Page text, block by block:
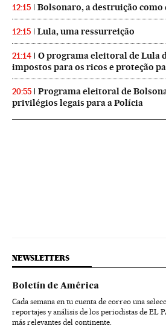
12:15 Bolsonaro, a destruição como
12:15 Lula, uma ressurreição
21:14
O programa eleitoral de Lula
impostos para os ricos e proteção
20:55
Programa eleitoral de
privilégios legais para a Polícia
NEWSLETTERS
Boletín de América
Cada semana en tu cuenta de correo una
reportajes y análisis de los periodistas de EL
más relevantes del continente.